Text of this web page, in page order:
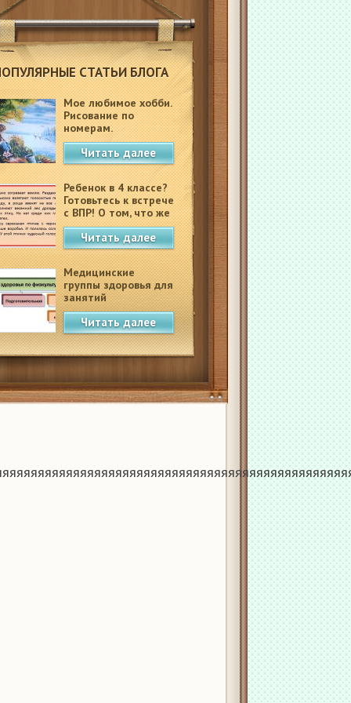
СТАТЬИ БЛОГА
Мое любимое хобби.
Рисование по
номерам.
Читать далее
Ребенок в 4 классе?
Готовьтесь к встрече
с ВПР! О том, что же
это такое.
Читать далее
Медицинские
группы здоровья для
занятий
физкультурой в
школеЧитать далее